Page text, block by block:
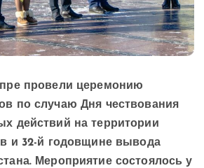
провели церемонию
по случаю Дня чествования
действий на территории
и 32-й годовщине вывода
Мероприятие состоялось у